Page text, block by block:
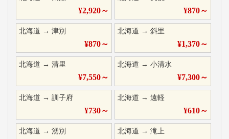
¥2,920～ ¥870～
北海道 → 津別
¥870～
北海道 →斜里
¥1,370～
北海道 → 清里
¥7,550～
北海道 →小清水
¥7,300～
北海道 → 訓子府
¥730～
北海道 →遠軽
¥610～
北海道 → 湧別 北海道 →滝上